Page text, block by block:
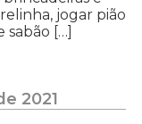
jogar pião
sabão […]
2021